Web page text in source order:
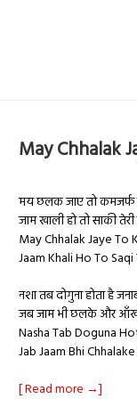
May Chhalak
मय छलक जाए तो कमजर्फ
जाम खाली हो तो साकी
May Chhalak Jaye To
Jaam Khali Ho To
नशा तब दोगुना होता है
जब जाम भी छलके और
Nasha Tab Doguna
Jab Jaam Bhi
[ Read more →]